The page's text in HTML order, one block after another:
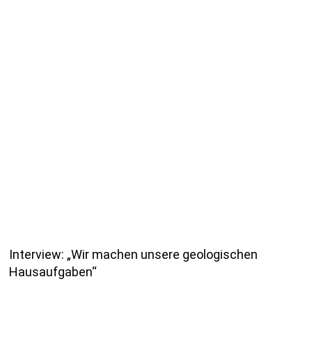
Interview: „Wir machen unsere geologischen
Hausaufgaben“